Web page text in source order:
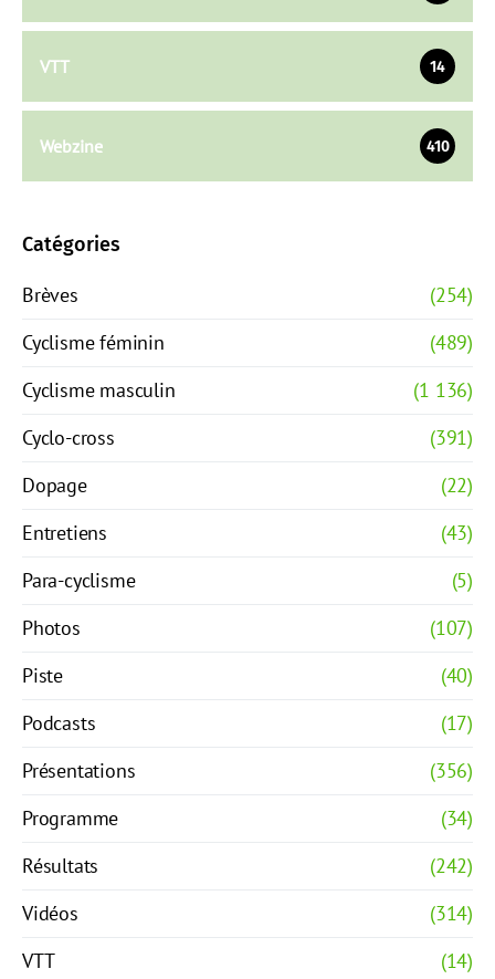
VTT 14
Webzine 410
Catégories
Brèves
(254)
Cyclisme féminin
(489)
Cyclisme masculin
(1 136)
Cyclo-cross
(391)
Dopage
(22)
Entretiens
(43)
Para-cyclisme
(5)
Photos
(107)
Piste
(40)
Podcasts
(17)
Présentations
(356)
Programme
(34)
Résultats
(242)
Vidéos
(314)
VTT
(14)